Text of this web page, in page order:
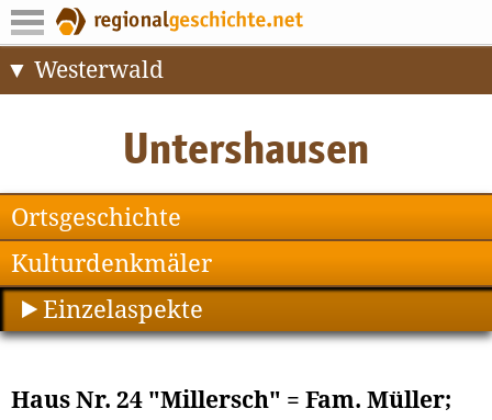
Westerwald
Ortsgeschichte
Kulturdenkmäler
Einzelaspekte
Haus Nr. 24 "Millersch" = Fam. Müller;